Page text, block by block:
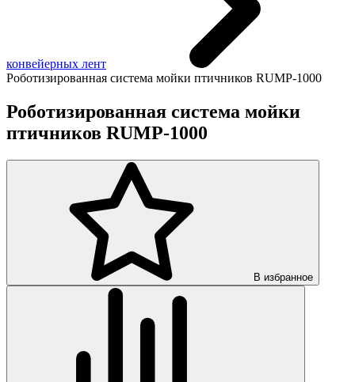
конвейерных лент
Роботизированная система мойки птичников RUMP-1000
Роботизированная система мойки
птичников RUMP-1000
В избранное